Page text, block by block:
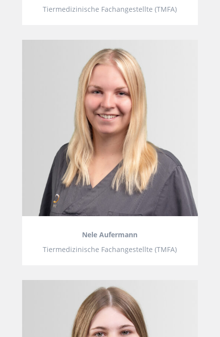
Tiermedizinische Fachangestellte (TMFA)
Nele Aufermann
Tiermedizinische Fachangestellte (TMFA)